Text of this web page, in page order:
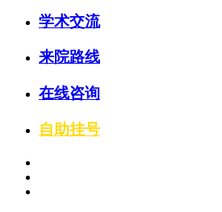
学术交流
来院路线
在线咨询
自助挂号